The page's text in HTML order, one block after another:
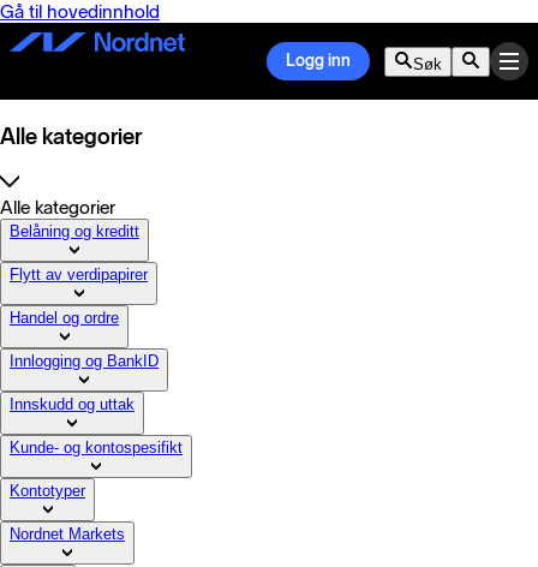
Gå til hovedinnhold
Logg inn Søk
Alle kategorier
Alle kategorier
Belåning og kreditt
Flytt av verdipapirer
Handel og ordre
Innlogging og BankID
Innskudd og uttak
Kunde- og kontospesifikt
Kontotyper
Nordnet Markets